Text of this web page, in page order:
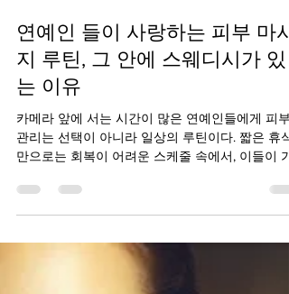
2025년 12월 17일 2분 분량
지 루틴, 그 안에 스웨디시가 있
는 이유
카메라 앞에 서는 시간이 많은 연예인들에게 피부
장 꾸준히 유지하는 관리 방법 중 하나가 바로 마
지 다 . 단순히 피부 표면을 가꾸는 것을 넘어, 몸의